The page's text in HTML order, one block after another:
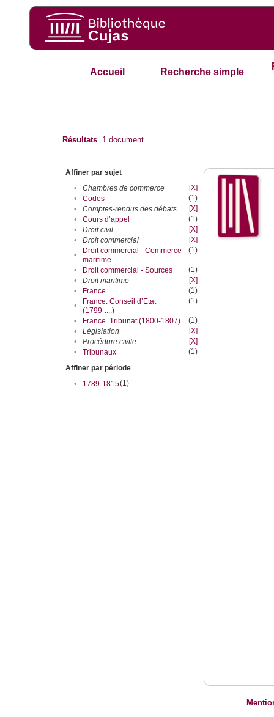
Accueil Recherche simple
Résultats 1 document
Affiner par sujet
•
Chambres de commerce
[X]
•
Codes
(1)
•
Comptes-rendus des débats
[X]
•
Cours d’appel
(1)
•
Droit civil
[X]
•
Droit commercial
[X]
•
Droit commercial - Commerce
maritime
(1)
• Droit commercial - Sources
(1)
•
Droit maritime
[X]
•
France
(1)
•
France. Conseil d’Etat
(1799-....)
(1)
• France. Tribunat (1800-1807)
(1)
•
Législation
[X]
•
Procédure civile
[X]
•
Tribunaux
(1)
Affiner par période
•
1789-1815(1)